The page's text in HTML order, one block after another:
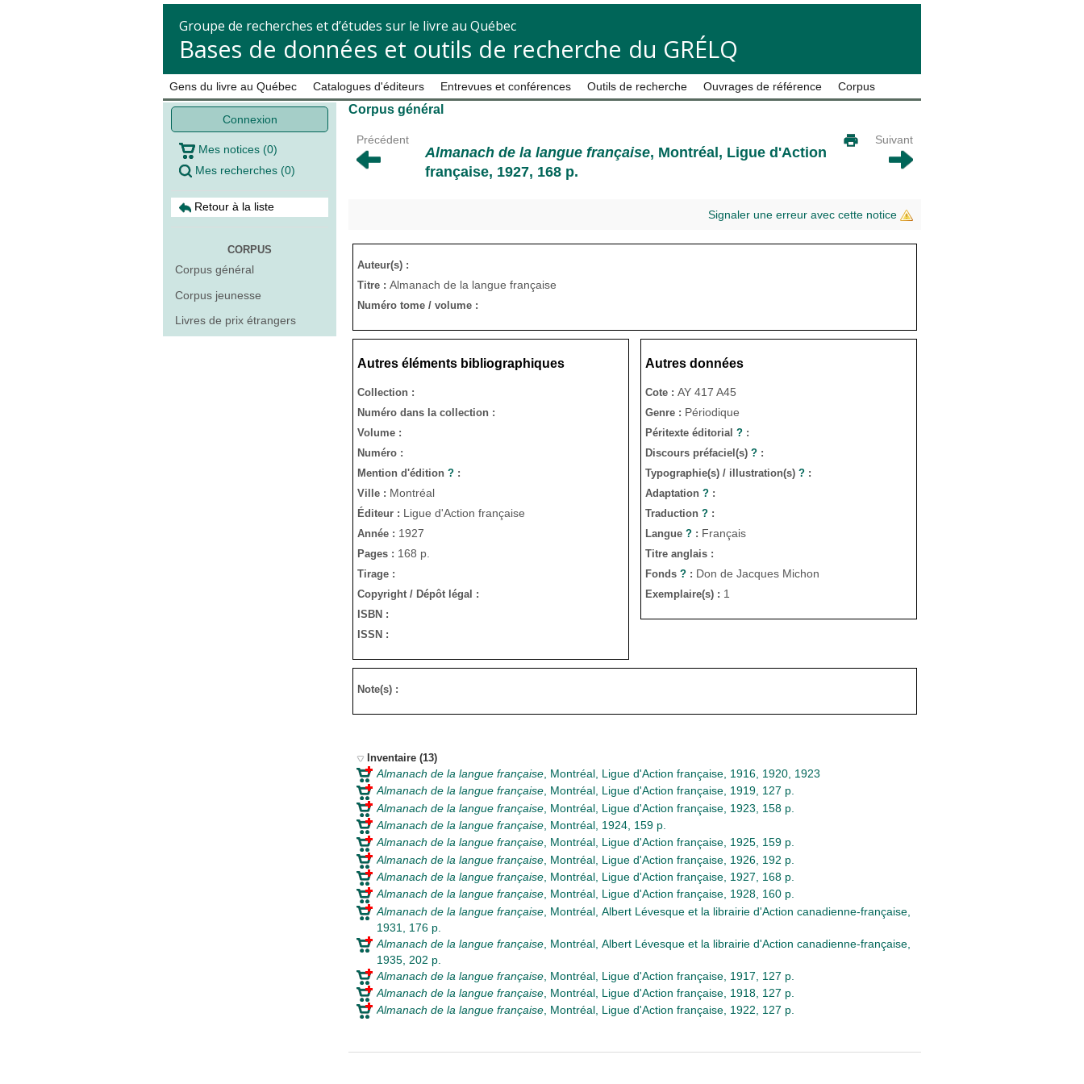
Groupe de recherches et d’études sur le livre au Québec
Bases de données et outils de recherche du GRÉLQ
Gens du livre au Québec Catalogues d'éditeurs Entrevues et conférences Outils de recherche Ouvrages de référence Corpus
Connexion
Mes notices (0)
Mes recherches (0)
Retour à la liste
CORPUS
Corpus général
Corpus jeunesse
Livres de prix étrangers
Corpus général
Précédent
Almanach de la langue française, Montréal, Ligue d'Action
française, 1927, 168 p.
Suivant
Signaler une erreur avec cette notice
Auteur(s) :
Titre : Almanach de la langue française
Numéro tome / volume :
Autres éléments bibliographiques
Collection :
Numéro dans la collection :
Volume :
Numéro :
Mention d'édition ? :
Ville : Montréal
Éditeur : Ligue d'Action française
Année : 1927
Pages : 168 p.
Tirage :
Copyright / Dépôt légal :
ISBN :
ISSN :
Autres données
Cote : AY 417 A45
Genre : Périodique
Péritexte éditorial ? :
Discours préfaciel(s) ? :
Typographie(s) / illustration(s) ? :
Adaptation ? :
Traduction ? :
Langue ? : Français
Titre anglais :
Fonds ? : Don de Jacques Michon
Exemplaire(s) : 1
Note(s) :
Inventaire (13)
Almanach de la langue française , Montréal, Ligue d'Action française, 1916, 1920, 1923
Almanach de la langue française, Montréal, Ligue d'Action française, 1919, 127 p.
Almanach de la langue française , Montréal, Ligue d'Action française, 1923, 158 p.
Almanach de la langue française , Montréal, 1924, 159 p.
Almanach de la langue française, Montréal, Ligue d'Action française, 1925, 159 p.
Almanach de la langue française , Montréal, Ligue d'Action française, 1926, 192 p.
Almanach de la langue française , Montréal, Ligue d'Action française, 1927, 168 p.
Almanach de la langue française , Montréal, Ligue d'Action française, 1928, 160 p.
Almanach de la langue française , Montréal, Albert Lévesque et la librairie d'Action canadienne-française,
1931, 176 p.
Almanach de la langue française , Montréal, Albert Lévesque et la librairie d'Action canadienne-française,
1935, 202 p.
Almanach de la langue française , Montréal, Ligue d'Action française, 1917, 127 p.
Almanach de la langue française , Montréal, Ligue d'Action française, 1918, 127 p.
Almanach de la langue française , Montréal, Ligue d'Action française, 1922, 127 p.